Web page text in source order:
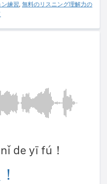
練習, 無料のリスニング理解力の
de yī fú！